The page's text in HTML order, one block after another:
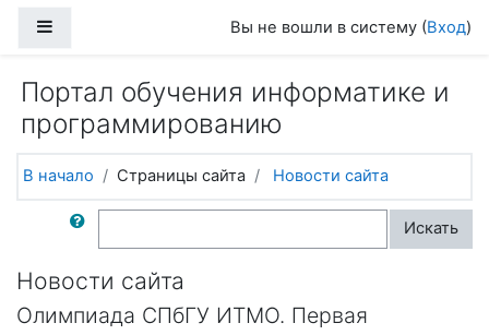
Вы не вошли в систему (Вход)
Портал обучения информатике и
программированию
В начало Страницы сайта Новости сайта
Поиск по форумам Искать
Новости сайта
Олимпиада СПбГУ ИТМО. Первая